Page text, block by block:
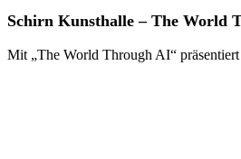
Schirn
–
Schirn Kunsthalle – The World
Mit „The World Through AI“